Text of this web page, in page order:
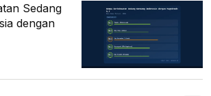
Sedang
dengan